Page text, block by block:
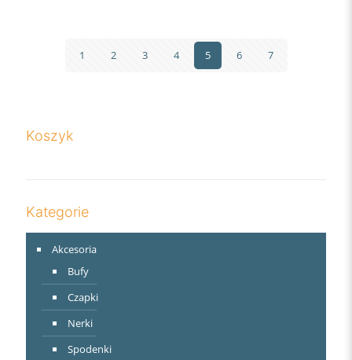
1 2 3 4 5 6 7
Koszyk
Kategorie
Akcesoria
Bufy
Czapki
Nerki
Spodenki